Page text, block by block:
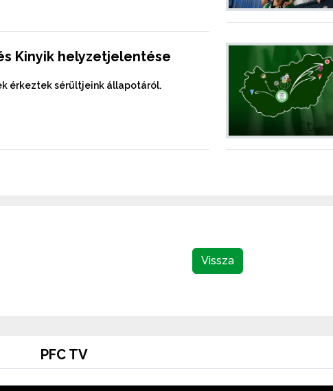
Kinyik helyzetjelentése
érkeztek sérültjeink állapotáról.
Vissza
PFC TV